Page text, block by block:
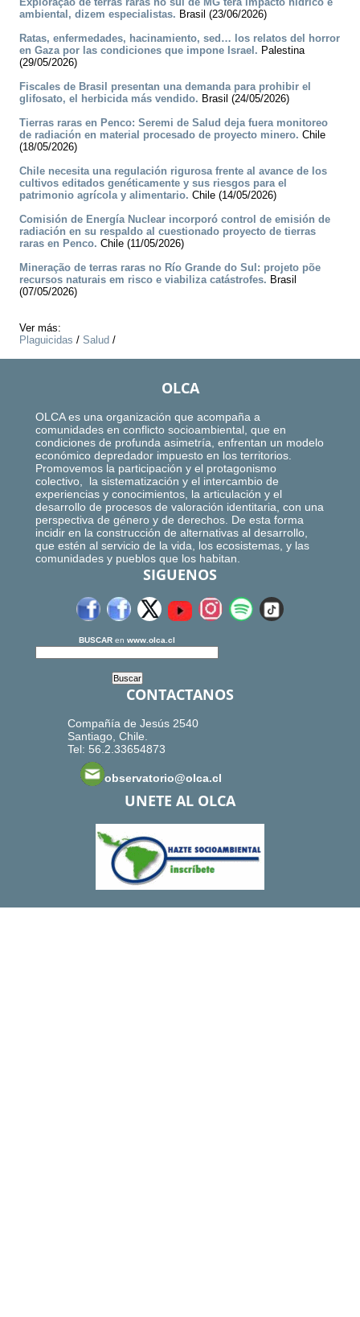
ambiental, dizem especialistas. Brasil (23/06/2026)
Ratas, enfermedades, hacinamiento, sed… los relatos del horror
en Gaza por las condiciones que impone Israel. Palestina
(29/05/2026)
Fiscales de Brasil presentan una demanda para prohibir el
glifosato, el herbicida más vendido. Brasil (24/05/2026)
Tierras raras en Penco: Seremi de Salud deja fuera monitoreo
de radiación en material procesado de proyecto minero. Chile
(18/05/2026)
Chile necesita una regulación rigurosa frente al avance de los
cultivos editados genéticamente y sus riesgos para el
patrimonio agrícola y alimentario. Chile (14/05/2026)
Comisión de Energía Nuclear incorporó control de emisión de
radiación en su respaldo al cuestionado proyecto de tierras
raras en Penco. Chile (11/05/2026)
Mineração de terras raras no Río Grande do Sul: projeto põe
recursos naturais em risco e viabiliza catástrofes. Brasil
(07/05/2026)
Ver más:
Plaguicidas / Salud /
OLCA
OLCA es una organización que acompaña a
comunidades en conflicto socioambiental, que en
condiciones de profunda asimetría, enfrentan un modelo
económico depredador impuesto en los territorios.
Promovemos la participación y el protagonismo
colectivo, la sistematización y el intercambio de
experiencias y conocimientos, la articulación y el
desarrollo de procesos de valoración identitaria, con una
perspectiva de género y de derechos. De esta forma
incidir en la construcción de alternativas al desarrollo,
que estén al servicio de la vida, los ecosistemas, y las
comunidades y pueblos que los habitan.
SIGUENOS
BUSCAR en www.olca.cl
CONTACTANOS
Compañía de Jesús 2540
Santiago, Chile.
Tel: 56.2.33654873
observatorio@olca.cl
UNETE AL OLCA